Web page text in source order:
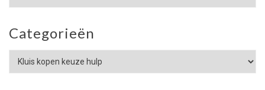
Categorieën